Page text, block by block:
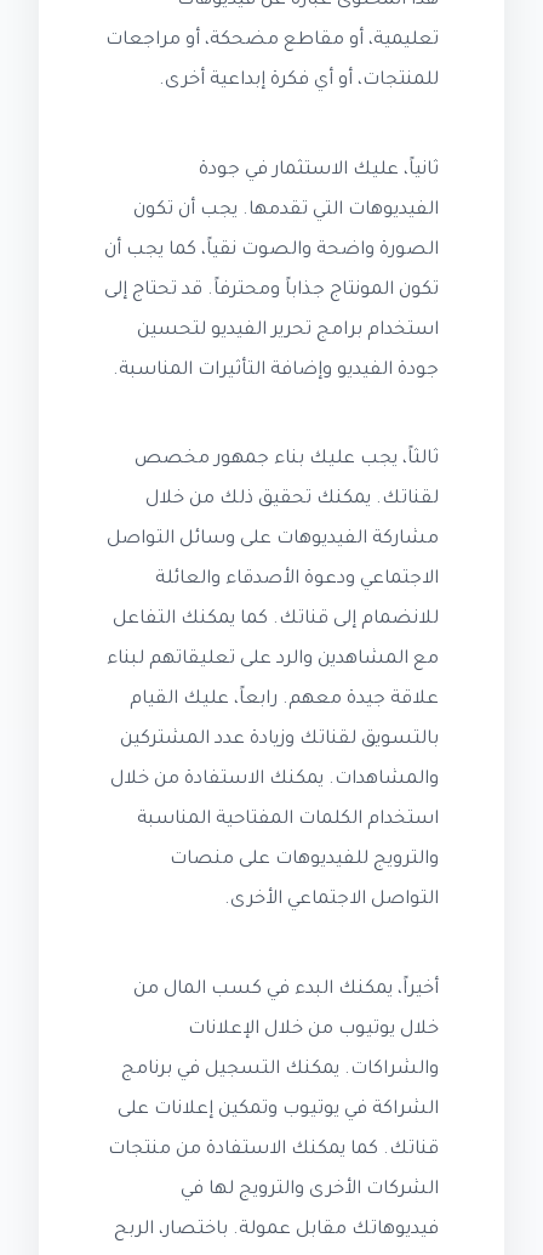
تعليمية، أو مقاطع مضحكة، أو مراجعات
للمنتجات، أو أي فكرة إبداعية أخرى.
ثانياً، عليك الاستثمار في جودة
الفيديوهات التي تقدمها. يجب أن تكون
الصورة واضحة والصوت نقياً، كما يجب أن
تكون المونتاج جذاباً ومحترفاً. قد تحتاج إلى
استخدام برامج تحرير الفيديو لتحسين
جودة الفيديو وإضافة التأثيرات المناسبة.
ثالثاً، يجب عليك بناء جمهور مخصص
لقناتك. يمكنك تحقيق ذلك من خلال
مشاركة الفيديوهات على وسائل التواصل
الاجتماعي ودعوة الأصدقاء والعائلة
للانضمام إلى قناتك. كما يمكنك التفاعل
مع المشاهدين والرد على تعليقاتهم لبناء
علاقة جيدة معهم. رابعاً، عليك القيام
بالتسويق لقناتك وزيادة عدد المشتركين
والمشاهدات. يمكنك الاستفادة من خلال
استخدام الكلمات المفتاحية المناسبة
والترويج للفيديوهات على منصات
التواصل الاجتماعي الأخرى.
أخيراً، يمكنك البدء في كسب المال من
خلال يوتيوب من خلال الإعلانات
والشراكات. يمكنك التسجيل في برنامج
الشراكة في يوتيوب وتمكين إعلانات على
قناتك. كما يمكنك الاستفادة من منتجات
الشركات الأخرى والترويج لها في
فيديوهاتك مقابل عمولة. باختصار، الربح